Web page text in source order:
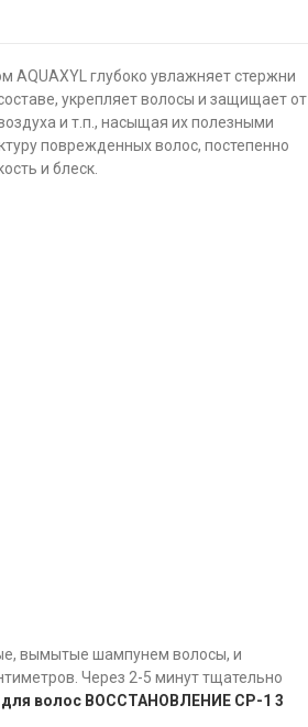
AQUAXYL глубоко увлажняет стержни
укрепляет волосы и защищает от
и т.п., насыщая их полезными
поврежденных волос, постепенно
и блеск.
вымытые шампунем волосы, и
Через 2-5 минут тщательно
волос ВОССТАНОВЛЕНИЕ CP-1 3